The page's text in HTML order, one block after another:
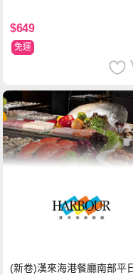
$649
免運
(新卷)漢來海港餐廳南部平